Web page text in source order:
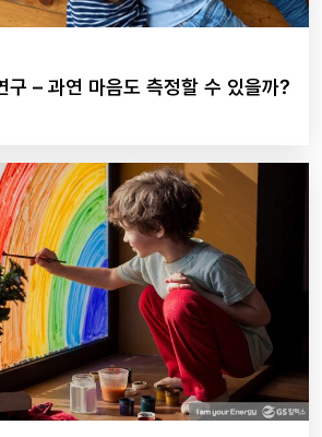
구 – 과연 마음도 측정할 수 있을까?